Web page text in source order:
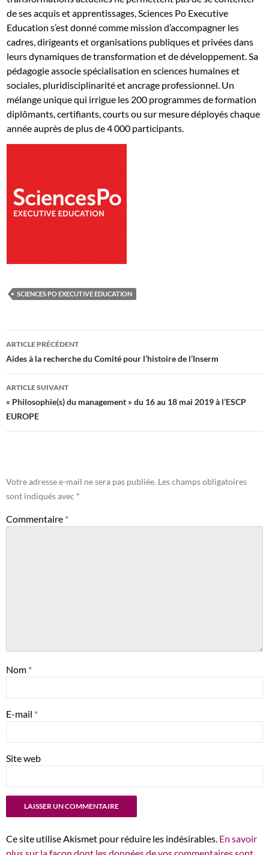
de ses acquis et apprentissages, Sciences Po Executive
Education s’est donné comme mission d’accompagner les
cadres, dirigeants et organisations publiques et privées dans
leurs dynamiques de transformation et de développement. Sa
pédagogie associe spécialisation en sciences humaines et
sociales, pluridisciplinarité et ancrage professionnel. Un
mélange unique qui irrigue les 200 programmes de formation
diplômants, certifiants, courts ou sur mesure déployés chaque
année auprès de plus de 4 000 participants.
SCIENCES PO EXECUTIVE EDUCATION
Navigation
des
articles
ARTICLE PRÉCÉDENT
Aides à la recherche du Comité pour l’histoire de l’Inserm
ARTICLE SUIVANT
« Philosophie(s) du management » du 16 au 18 mai 2019 à l’ESCP
EUROPE
Votre adresse e-mail ne sera pas publiée. Les champs obligatoires
sont indiqués avec *
Commentaire *
Nom *
E-mail *
Site web
Ce site utilise Akismet pour réduire les indésirables. En savoir